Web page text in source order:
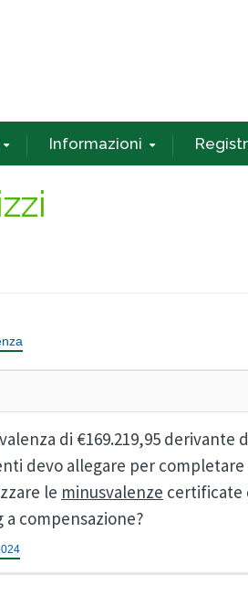
Informazioni
di €169.219,95 derivante
devo allegare per completare
le minusvalenze certificate
a compensazione?